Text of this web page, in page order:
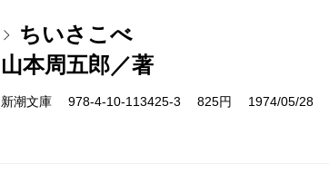
ちいさこべ
山本周五郎／著
新潮文庫 978-4-10-113425-3 825円 1974/05/28